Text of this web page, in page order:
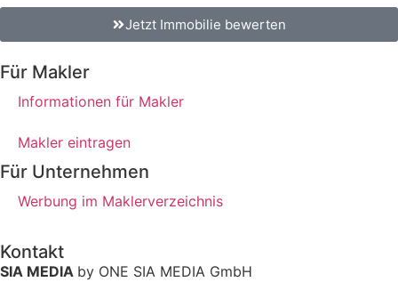
Jetzt Immobilie bewerten
Für Makler
Informationen für Makler
Makler eintragen
Für Unternehmen
Werbung im Maklerverzeichnis
Kontakt
SIA MEDIA by ONE SIA MEDIA GmbH